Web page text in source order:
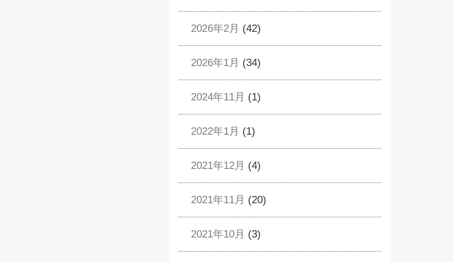
2026年2月 (42)
2026年1月 (34)
2024年11月 (1)
2022年1月 (1)
2021年12月 (4)
2021年11月 (20)
2021年10月 (3)